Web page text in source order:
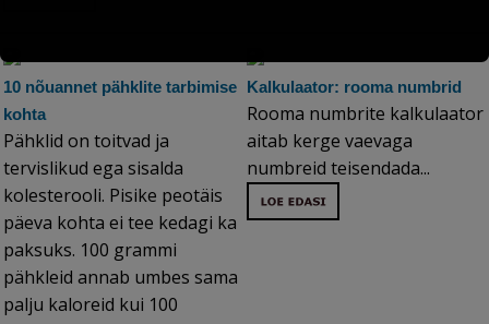
10 nõuannet pähklite tarbimise
kohta
Pähklid on toitvad ja
tervislikud ega sisalda
kolesterooli. Pisike peotäis
päeva kohta ei tee kedagi ka
paksuks. 100 grammi
pähkleid annab umbes sama
palju kaloreid kui 100
Kalkulaator: rooma numbrid
Rooma numbrite kalkulaator
aitab kerge vaevaga
numbreid teisendada...